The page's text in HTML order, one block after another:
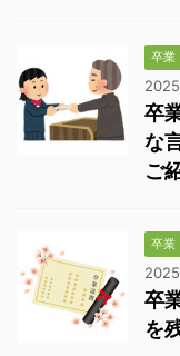
卒業
卒
な
ご
卒業
卒
を